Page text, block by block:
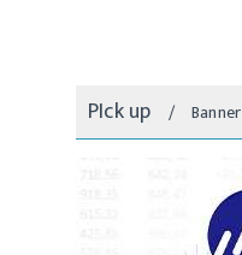
PIck up Banner